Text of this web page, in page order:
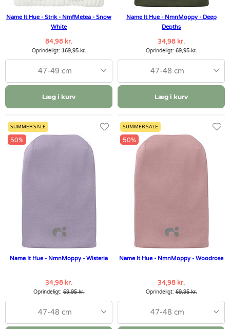
Name It Hue - Strik - NmfMetea - Snow
White
84,98 kr.
Oprindeligt:169,95 kr.
47-49 cm
Læg i kurv
Name It Hue - NmnMoppy - Deep
Depths
34,98 kr.
Oprindeligt:69,95 kr.
47-48 cm
Læg i kurv
SUMMER SALE
50%
Name It Hue - NmnMoppy - Wisteria
34,98 kr.
Oprindeligt:69,95 kr.
47-48 cm
SUMMER SALE
50%
Name It Hue - NmnMoppy - Woodrose
34,98 kr.
Oprindeligt:69,95 kr.
47-48 cm